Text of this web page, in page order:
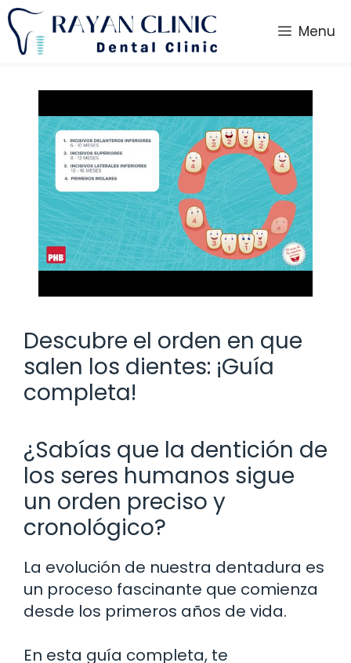
Saltar
al
contenido
Menu
Descubre el orden en que
salen los dientes: ¡Guía
completa!
¿Sabías que la dentición de
los seres humanos sigue
un orden preciso y
cronológico?
La evolución de nuestra dentadura es
un proceso fascinante que comienza
desde los primeros años de vida.
En esta guía completa, te